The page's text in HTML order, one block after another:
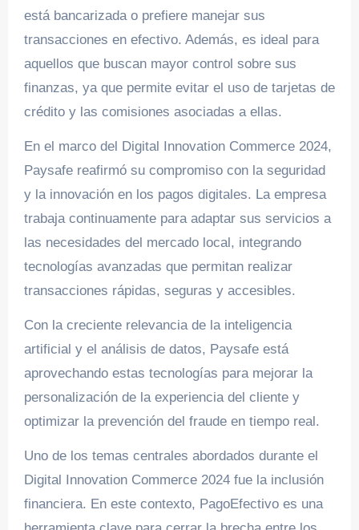
está bancarizada o prefiere manejar sus
transacciones en efectivo. Además, es ideal para
aquellos que buscan mayor control sobre sus
finanzas, ya que permite evitar el uso de tarjetas de
crédito y las comisiones asociadas a ellas.
En el marco del Digital Innovation Commerce 2024,
Paysafe reafirmó su compromiso con la seguridad
y la innovación en los pagos digitales. La empresa
trabaja continuamente para adaptar sus servicios a
las necesidades del mercado local, integrando
tecnologías avanzadas que permitan realizar
transacciones rápidas, seguras y accesibles.
Con la creciente relevancia de la inteligencia
artificial y el análisis de datos, Paysafe está
aprovechando estas tecnologías para mejorar la
personalización de la experiencia del cliente y
optimizar la prevención del fraude en tiempo real.
Uno de los temas centrales abordados durante el
Digital Innovation Commerce 2024 fue la inclusión
financiera. En este contexto, PagoEfectivo es una